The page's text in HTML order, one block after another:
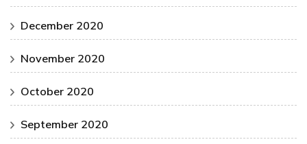
December 2020
November 2020
October 2020
September 2020